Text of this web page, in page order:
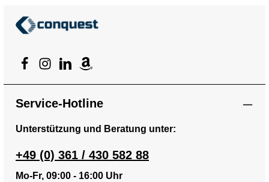
Service-Hotline
Unterstützung und Beratung unter:
+49 (0) 361 / 430 582 88
Mo-Fr, 09:00 - 16:00 Uhr